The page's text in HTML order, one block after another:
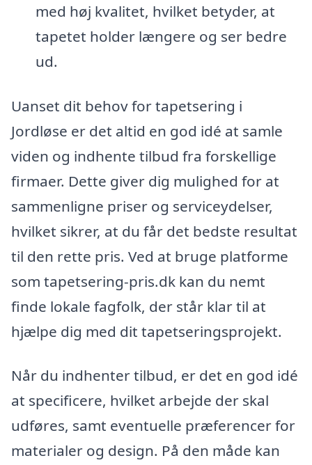
med høj kvalitet, hvilket betyder, at
tapetet holder længere og ser bedre
ud.
Uanset dit behov for tapetsering i
Jordløse er det altid en god idé at samle
viden og indhente tilbud fra forskellige
firmaer. Dette giver dig mulighed for at
sammenligne priser og serviceydelser,
hvilket sikrer, at du får det bedste resultat
til den rette pris. Ved at bruge platforme
som tapetsering-pris.dk kan du nemt
finde lokale fagfolk, der står klar til at
hjælpe dig med dit tapetseringsprojekt.
Når du indhenter tilbud, er det en god idé
at specificere, hvilket arbejde der skal
udføres, samt eventuelle præferencer for
materialer og design. På den måde kan